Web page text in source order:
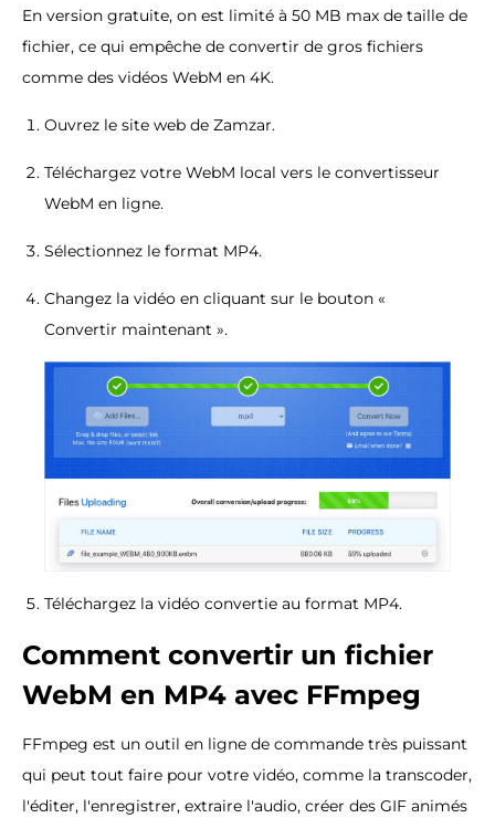
En version gratuite, on est limité à 50 MB max de taille de
fichier, ce qui empêche de convertir de gros fichiers
comme des vidéos WebM en 4K.
Ouvrez le site web de Zamzar.
Téléchargez votre WebM local vers le convertisseur
WebM en ligne.
Sélectionnez le format MP4.
Changez la vidéo en cliquant sur le bouton «
Convertir maintenant ».
Téléchargez la vidéo convertie au format MP4.
Comment convertir un fichier
WebM en MP4 avec FFmpeg
FFmpeg est un outil en ligne de commande très puissant
qui peut tout faire pour votre vidéo, comme la transcoder,
l'éditer, l'enregistrer, extraire l'audio, créer des GIF animés